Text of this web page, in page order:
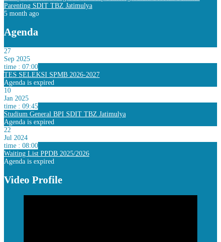
Parenting SDIT TBZ Jatimulya
5 month ago
Agenda
27
Sep 2025
time : 07:00
TES SELEKSI SPMB 2026-2027
Agenda is expired
10
Jan 2025
time : 09:45
Studium General BPI SDIT TBZ Jatimulya
Agenda is expired
22
Jul 2024
time : 08:00
Waiting List PPDB 2025/2026
Agenda is expired
Video Profile